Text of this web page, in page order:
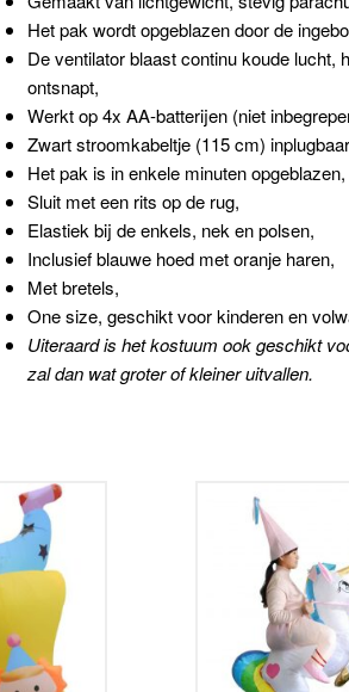
Het pak wordt opgeblazen door de
De ventilator blaast continu koude lucht,
ontsnapt,
Werkt op 4x AA-batterijen (niet
Zwart stroomkabeltje (115 cm)
Het pak is in enkele minuten opgeblazen,
Sluit met een rits op de rug,
Elastiek bij de enkels, nek en polsen,
Inclusief blauwe hoed met oranje haren,
Met bretels,
One size, geschikt voor kinderen en
Uiteraard is het kostuum ook geschikt
zal dan wat groter of kleiner uitvallen.